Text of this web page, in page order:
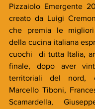
Pizzaiolo Emergente
creato da Luigi
che premia le migliori
della cucina italiana
cuochi  di tutta Italia,
finale, dopo aver
territoriali del nord,
Marcello Tiboni,
Scamardella,